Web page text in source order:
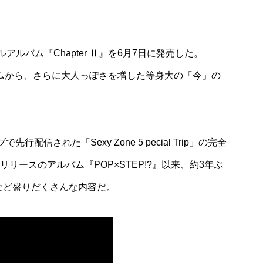
ルバム『Chapter Ⅱ』を6月7日に発売した。
から、さらに大人っぽさを増した等身大の「今」の
先行配信された「Sexy Zone 5 pecial Trip」の完全
リースのアルバム『POP×STEP!?』以来、約3年ぶ
盛りだくさんな内容だ。
3選
なくてキレがある！タカラ「辛口ゼロボ
ル」